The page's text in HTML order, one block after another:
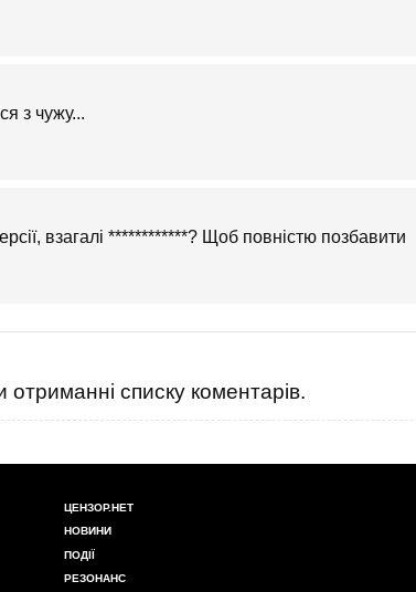
з чужу...
взагалі ************? Щоб повністю позбавити
списку коментарів.
ЦЕНЗОР.НЕТ
НОВИНИ
ПОДІЇ
РЕЗОНАНС